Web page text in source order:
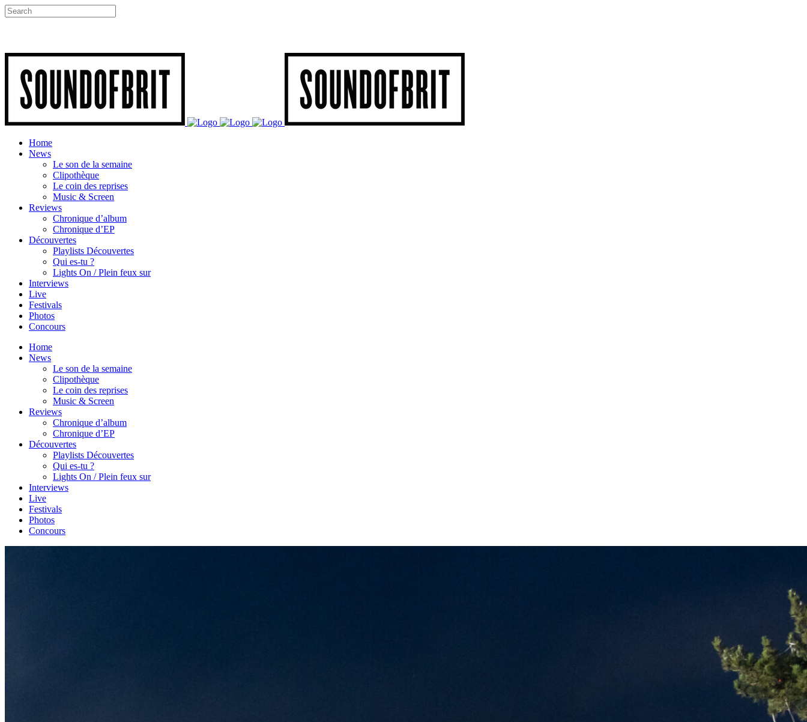
Home
News
Le son de la semaine
Clipothèque
Le coin des reprises
Music & Screen
Reviews
Chronique d’album
Chronique d’EP
Découvertes
Playlists Découvertes
Qui es-tu ?
Lights On / Plein feux sur
Interviews
Live
Festivals
Photos
Concours
Home
News
Le son de la semaine
Clipothèque
Le coin des reprises
Music & Screen
Reviews
Chronique d’album
Chronique d’EP
Découvertes
Playlists Découvertes
Qui es-tu ?
Lights On / Plein feux sur
Interviews
Live
Festivals
Photos
Concours